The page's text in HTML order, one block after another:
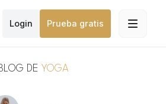
Login Prueba gratis
DE YOGA